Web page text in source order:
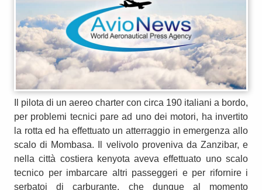
Il pilota di un aereo charter con circa 190 italiani a bordo,
per problemi tecnici pare ad uno dei motori, ha invertito
la rotta ed ha effettuato un atterraggio in emergenza allo
scalo di Mombasa. Il velivolo proveniva da Zanzibar, e
nella città costiera kenyota aveva effettuato uno scalo
tecnico per imbarcare altri passeggeri e per rifornire i
serbatoi di carburante, che dunque al momento